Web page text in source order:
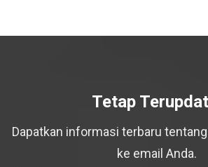
Tetap
Dapatkan informasi terbaru
ke email Anda.